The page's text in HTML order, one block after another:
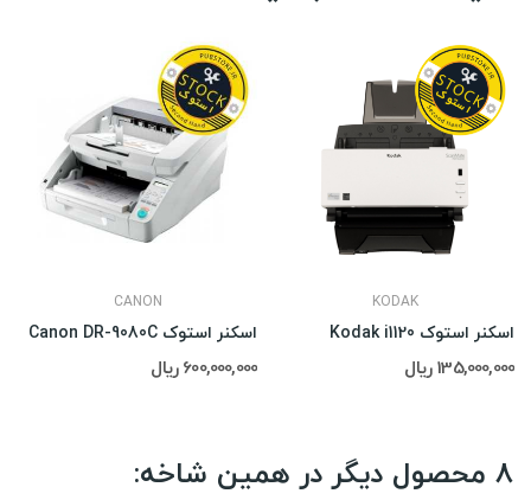
CANON
اسکنر استوک Canon DR-9080C
600,000,000 ریال
KODAK
اسکنر استوک Kodak i1120
135,000,000 ریال
8 محصول دیگر در همین شاخه: